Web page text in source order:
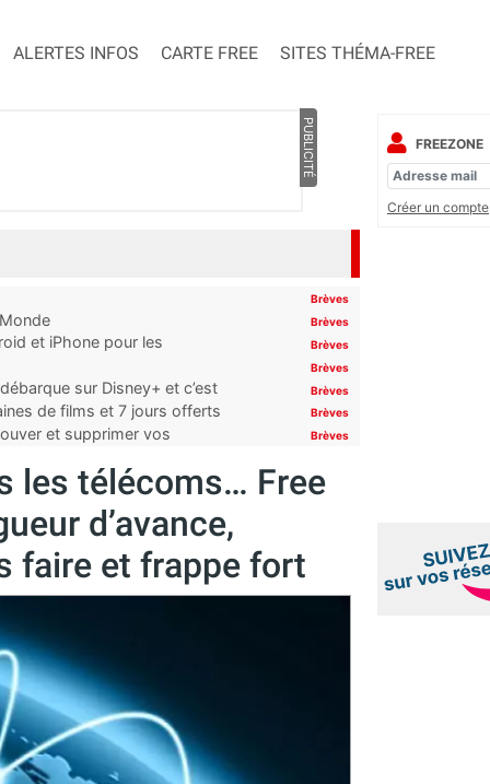
ALERTES INFOS CARTE FREE SITES THÉMA-FREE
PUBLICITÉ
Brèves
Brèves
et iPhone pour les
Brèves
Brèves
sur Disney+ et c’est
Brèves
de films et 7 jours offerts Brèves
et supprimer vos
Brèves
les télécoms… Free
d’avance,
faire et frappe fort
FREEZONE
Créer un compte